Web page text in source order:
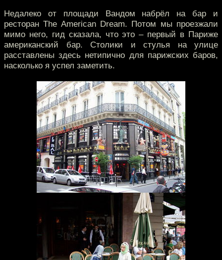
Недалеко от площади Вандом набрёл на бар и
ресторан The American Dream. Потом мы проезжали
мимо него, гид сказала, что это – первый в Париже
американский бар. Столики и стулья на улице
расставлены здесь нетипично для парижских баров,
насколько я успел заметить.